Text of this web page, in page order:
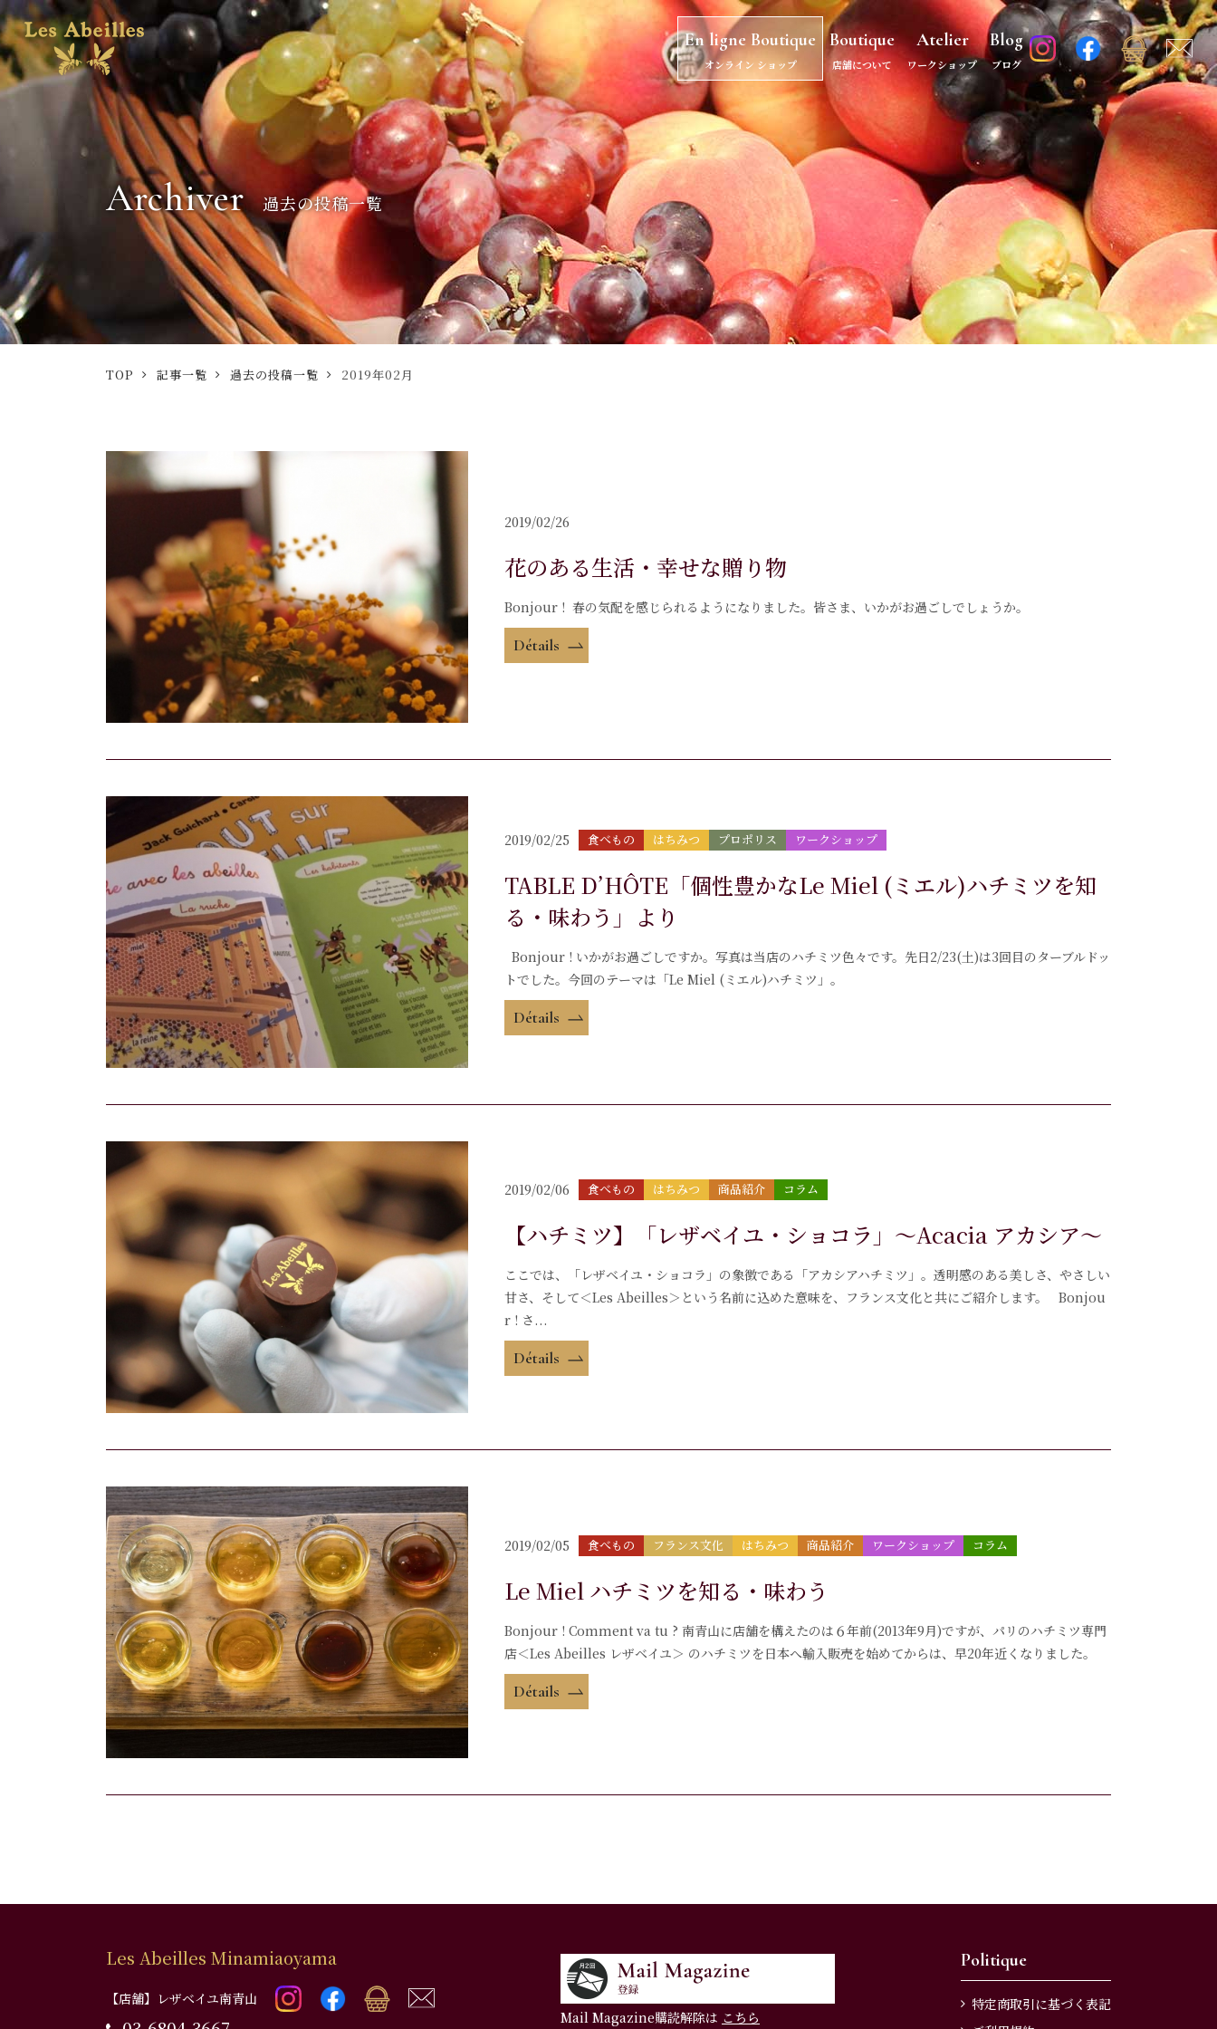
En ligne Boutique
オンライン ショップ
Boutique
店舗について
Atelier
ワークショップ
Blog
ブログ
Archiver 過去の投稿一覧
TOP 記事一覧 過去の投稿一覧 2019年02月
2019/02/26
花のある生活・幸せな贈り物
Bonjour ! 春の気配を感じられるようになりました。皆さま、いかがお過ごしでしょうか。
Détails
2019/02/25 食べもの はちみつ プロポリス ワークショップ
TABLE D’HÔTE「個性豊かなLe Miel (ミエル)ハチミツを知
る・味わう」より
Bonjour ! いかがお過ごしですか。写真は当店のハチミツ色々です。先日2/23(土)は3回目のターブルドッ
トでした。今回のテーマは「Le Miel (ミエル)ハチミツ」。
Détails
2019/02/06 食べもの はちみつ 商品紹介 コラム
【ハチミツ】「レザベイユ・ショコラ」～Acacia アカシア～
ここでは、「レザベイユ・ショコラ」の象徴である「アカシアハチミツ」。透明感のある美しさ、やさしい
甘さ、そして＜Les Abeilles＞という名前に込めた意味を、フランス文化と共にご紹介します。 Bonjou
r ! さ...
Détails
2019/02/05 食べもの フランス文化 はちみつ 商品紹介 ワークショップ コラム
Le Miel ハチミツを知る・味わう
Bonjour ! Comment va tu ? 南青山に店舗を構えたのは６年前(2013年9月)ですが、パリのハチミツ専門
店＜Les Abeilles レザベイユ＞ のハチミツを日本へ輸入販売を始めてからは、早20年近くなりました。
Détails
Les Abeilles Minamiaoyama
【店舗】レザベイユ南青山
Mail Magazine購読解除は こちら
Politique
特定商取引に基づく表記